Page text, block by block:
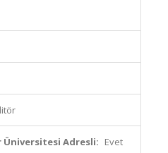
Üniversitesi Adresli: Evet